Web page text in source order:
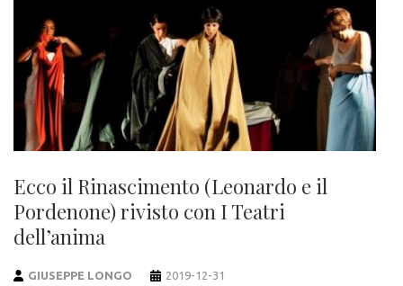
Ecco il Rinascimento (Leonardo e il
Pordenone) rivisto con I Teatri
dell’anima
GIUSEPPE LONGO 2019-12-31